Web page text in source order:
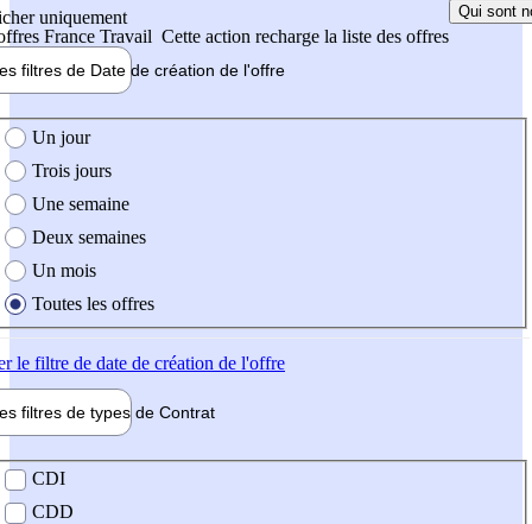
uniquement
France Travail Cette action recharge la liste des offres
Qui sont
filtres de Date de création de l'offre
création de l'offre
Un jour
Trois jours
Une semaine
Deux semaines
Un mois
Toutes les offres
le filtre de date de création de l'offre
filtres de types de Contrat
contrat
CDI
CDD